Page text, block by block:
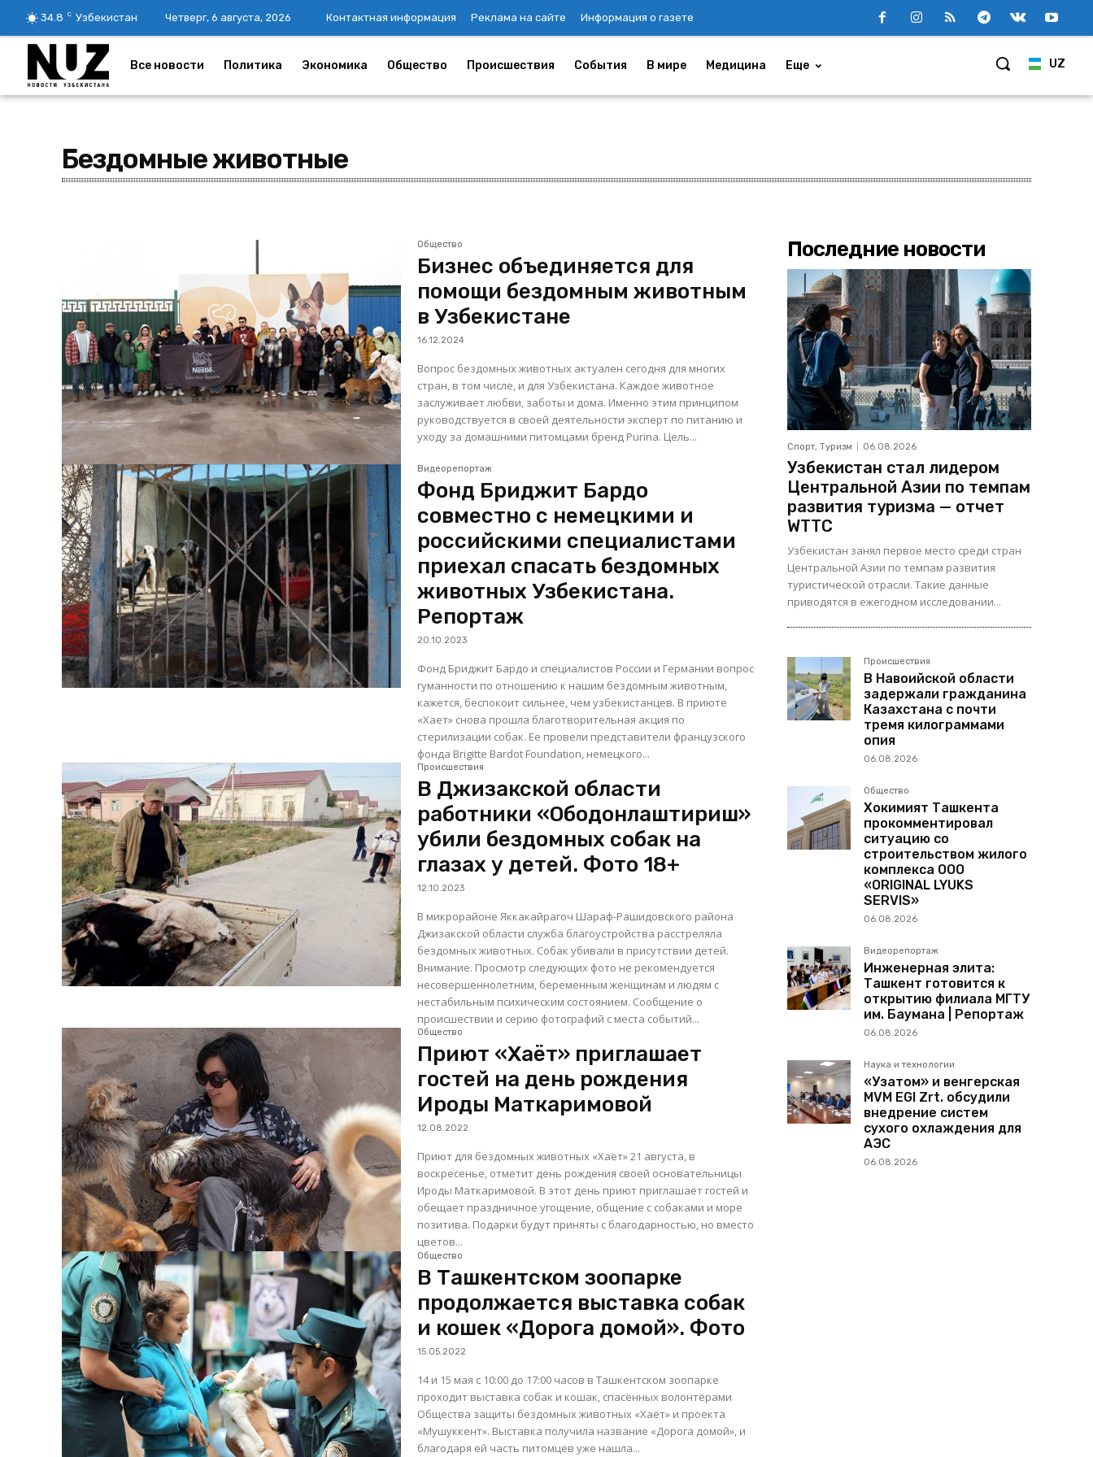
34.8 C Узбекистан Четверг, 6 августа, 2026 Контактная информация Реклама на сайте Информация о газете
UZ
Все новости Политика Экономика Общество Происшествия События В мире Медицина Еще
Бездомные животные
Общество
Бизнес объединяется для
помощи бездомным животным
в Узбекистане
16.12.2024
Вопрос бездомных животных актуален сегодня для многих
стран, в том числе, и для Узбекистана. Каждое животное
заслуживает любви, заботы и дома. Именно этим принципом
руководствуется в своей деятельности эксперт по питанию и
уходу за домашними питомцами бренд Purina. Цель...
Видеорепортаж
Фонд Бриджит Бардо
совместно с немецкими и
российскими специалистами
приехал спасать бездомных
животных Узбекистана.
Репортаж
20.10.2023
Фонд Бриджит Бардо и специалистов России и Германии вопрос
гуманности по отношению к нашим бездомным животным,
кажется, беспокоит сильнее, чем узбекистанцев. В приюте
«Хает» снова прошла благотворительная акция по
стерилизации собак. Ее провели представители французского
фонда Brigitte Bardot Foundation, немецкого...
Происшествия
В Джизакской области
работники «Ободонлаштириш»
убили бездомных собак на
глазах у детей. Фото 18+
12.10.2023
В микрорайоне Яккакайрагоч Шараф-Рашидовского района
Джизакской области служба благоустройства расстреляла
бездомных животных. Собак убивали в присутствии детей.
Внимание. Просмотр следующих фото не рекомендуется
несовершеннолетним, беременным женщинам и людям с
нестабильным психическим состоянием. Сообщение о
происшествии и серию фотографий с места событий...
Общество
Приют «Хаёт» приглашает
гостей на день рождения
Ироды Маткаримовой
12.08.2022
Приют для бездомных животных «Хаёт» 21 августа, в
воскресенье, отметит день рождения своей основательницы
Ироды Маткаримовой. В этот день приют приглашает гостей и
обещает праздничное угощение, общение с собаками и море
позитива. Подарки будут приняты с благодарностью, но вместо
цветов...
Общество
В Ташкентском зоопарке
продолжается выставка собак
и кошек «Дорога домой». Фото
15.05.2022
14 и 15 мая с 10:00 до 17:00 часов в Ташкентском зоопарке
проходит выставка собак и кошак, спасённых волонтёрами
Общества защиты бездомных животных «Хаёт» и проекта
«Мушуккент». Выставка получила название «Дорога домой», и
благодаря ей часть питомцев уже нашла...
Последние новости
Спорт, Туризм 06.08.2026
Узбекистан стал лидером
Центральной Азии по темпам
развития туризма — отчет
WTTC
Узбекистан занял первое место среди стран
Центральной Азии по темпам развития
туристической отрасли. Такие данные
приводятся в ежегодном исследовании...
Происшествия
В Навоийской области
задержали гражданина
Казахстана с почти
тремя килограммами
опия
06.08.2026
Общество
Хокимият Ташкента
прокомментировал
ситуацию со
строительством жилого
комплекса ООО
«ORIGINAL LYUKS
SERVIS»
06.08.2026
Видеорепортаж
Инженерная элита:
Ташкент готовится к
открытию филиала МГТУ
им. Баумана | Репортаж
06.08.2026
Наука и технологии
«Узатом» и венгерская
MVM EGI Zrt. обсудили
внедрение систем
сухого охлаждения для
АЭС
06.08.2026